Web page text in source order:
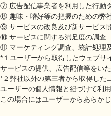
⑦ 広告配信事業者を利用した行動
⑧ 趣味・嗜好等の把握のための弊
⑨ サービスの改良及び新サービス
⑩ サービスに関する満足度の調査
⑪ マーケティング調査、統計処理
*１ユーザーから取得したウェブサ
サービスの提供、広告配信等をいた
*２弊社以外の第三者から取得した
ユーザーの個人情報と紐づけて利
この場合にはユーザーからあらか